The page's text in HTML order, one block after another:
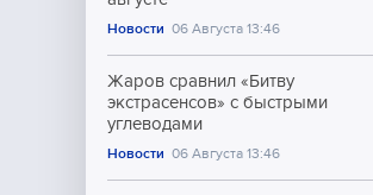
Новости 06 Августа 13:46
Жаров сравнил «Битву
экстрасенсов» с быстрыми
углеводами
Новости 06 Августа 13:46